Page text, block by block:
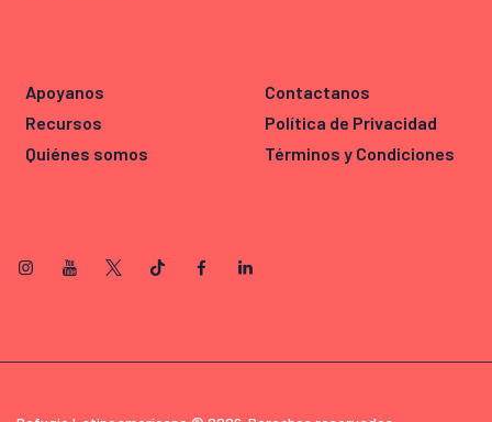
Apoyanos
Recursos
Quiénes somos
Contactanos
Política de Privacidad
Términos y Condiciones